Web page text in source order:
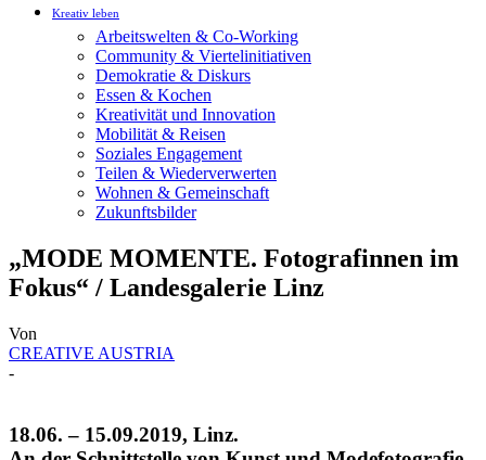
Kreativ leben
Arbeitswelten & Co-Working
Community & Viertelinitiativen
Demokratie & Diskurs
Essen & Kochen
Kreativität und Innovation
Mobilität & Reisen
Soziales Engagement
Teilen & Wiederverwerten
Wohnen & Gemeinschaft
Zukunftsbilder
„MODE MOMENTE. Fotografinnen im
Fokus“ / Landesgalerie Linz
Von
CREATIVE AUSTRIA
-
18.06. – 15.09.2019, Linz.